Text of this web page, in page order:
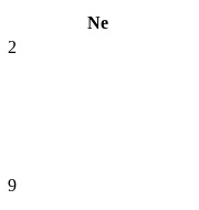
Ne
2
9